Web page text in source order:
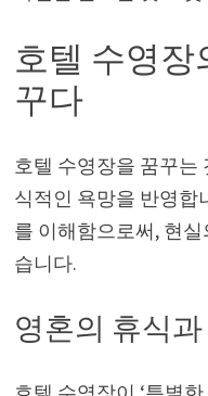
호텔 수영장
꾸다
호텔 수영장을 꿈꾸는
식적인 욕망을 반영합
를 이해함으로써, 현
습니다.
영혼의 휴식